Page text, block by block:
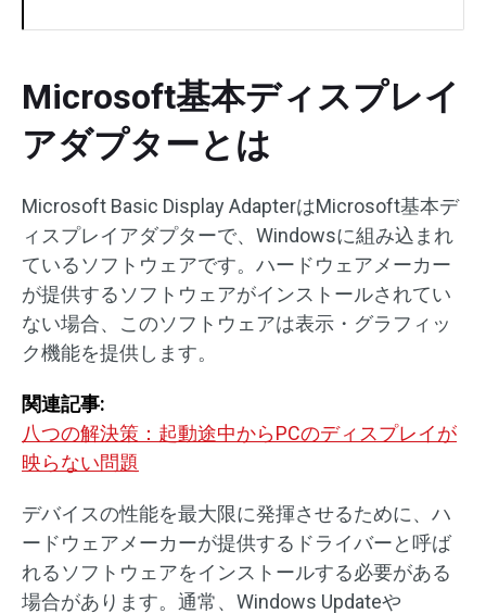
Microsoft基本ディスプレイ
アダプターとは
Microsoft Basic Display AdapterはMicrosoft基本デ
ィスプレイアダプターで、Windowsに組み込まれ
ているソフトウェアです。ハードウェアメーカー
が提供するソフトウェアがインストールされてい
ない場合、このソフトウェアは表示・グラフィッ
ク機能を提供します。
関連記事:
八つの解決策：起動途中からPCのディスプレイが
映らない問題
デバイスの性能を最大限に発揮させるために、ハ
ードウェアメーカーが提供するドライバーと呼ば
れるソフトウェアをインストールする必要がある
場合があります。通常、Windows Updateや